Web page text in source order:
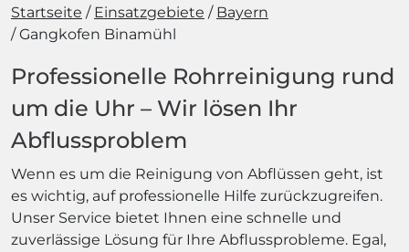
Startseite Einsatzgebiete
Bayern
Gangkofen Binamühl
Professionelle Rohrreinigung rund
um die Uhr – Wir lösen Ihr
Abflussproblem
Wenn es um die Reinigung von Abflüssen geht, ist
es wichtig, auf professionelle Hilfe zurückzugreifen.
Unser Service bietet Ihnen eine schnelle und
zuverlässige Lösung für Ihre Abflussprobleme. Egal,